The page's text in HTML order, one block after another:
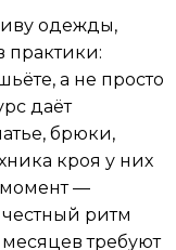
одежды,
практики:
а не просто
даёт
брюки,
кроя у них
—
честный ритм
требуют